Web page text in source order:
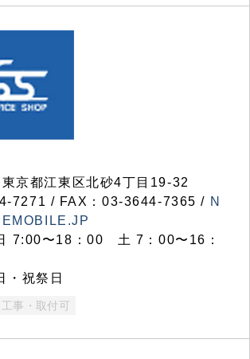
京都江東区北砂4丁目19-32
/ FAX：03-3644-7365 / N
7:00〜18：00 土 7：00〜16：
・祝祭日
工事・取付可